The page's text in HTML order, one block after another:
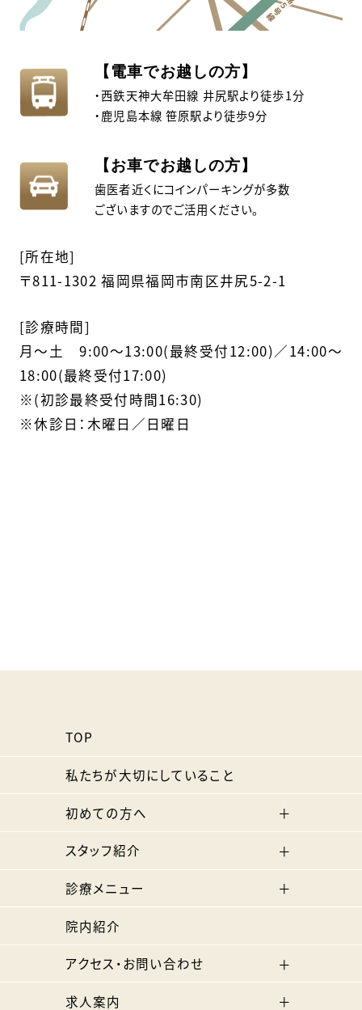
【電車でお越しの方】
・西鉄天神大牟田線 井尻駅より徒歩1分
・鹿児島本線 笹原駅より徒歩9分
【お車でお越しの方】
歯医者近くにコインパーキングが多数
ございますのでご活用ください。
[所在地]
〒811-1302 福岡県福岡市南区井尻5-2-1
[診療時間]
月〜土 9:00～13:00(最終受付12:00)／14:00～
18:00(最終受付17:00)
※(初診最終受付時間16:30)
※休診日：木曜日／日曜日
TOP
私たちが大切にしていること
初めての方へ
スタッフ紹介
診療メニュー
院内紹介
アクセス・お問い合わせ
求人案内